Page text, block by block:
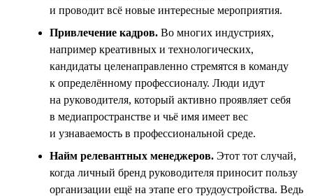
и проводит всё новые интересные мероприятия.
Привлечение кадров. Во многих индустриях,
например креативных и технологических,
кандидаты целенаправленно стремятся в команду
к определённому профессионалу. Люди идут
на руководителя, который активно проявляет себя
в медиапространстве и чьё имя имеет вес
и узнаваемость в профессиональной среде.
Найм релевантных менеджеров. Этот тот случай,
когда личный бренд руководителя приносит пользу
организации ещё на этапе его трудоустройства. Ведь